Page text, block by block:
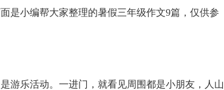
是小编帮大家整理的暑假三年级作文9篇，仅供参
游乐活动。一进门，就看见周围都是小朋友，人山